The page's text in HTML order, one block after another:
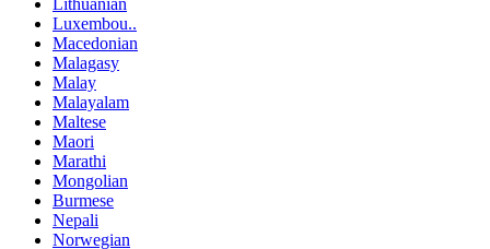
Lithuanian
Luxembou..
Macedonian
Malagasy
Malay
Malayalam
Maltese
Maori
Marathi
Mongolian
Burmese
Nepali
Norwegian